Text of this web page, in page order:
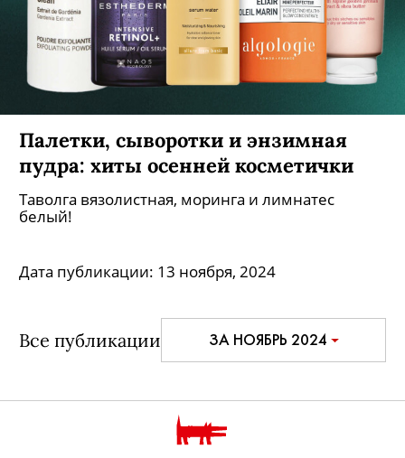
Палетки, сыворотки и энзимная
пудра: хиты осенней косметички
Таволга вязолистная, моринга и лимнатес
белый!
Дата публикации: 13 ноября, 2024
Все публикации ЗА НОЯБРЬ 2024